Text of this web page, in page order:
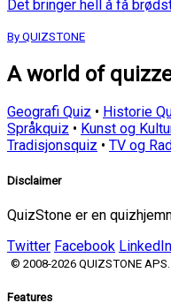
Det bringer hell å få
By QUIZSTONE
A world of
Geografi Quiz • Historie
Språkquiz • Kunst og
Tradisjonsquiz • TV og
Disclaimer
QuizStone er en
Twitter Facebook LinkedIn
© 2008-2026 QUIZSTONE APS.
Features